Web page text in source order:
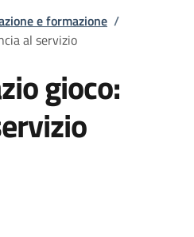
e formazione /
al servizio
gioco: